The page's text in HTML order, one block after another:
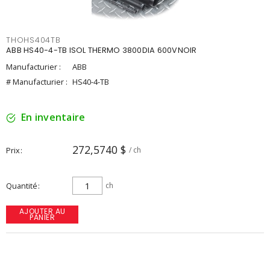
THOHS404TB
ABB HS40-4-TB ISOL THERMO 3800DIA 600VNOIR
Manufacturier :
ABB
# Manufacturier : HS40-4-TB
En inventaire
Prix 272,5740 $ / ch
Quantité ch
AJOUTER AU
PANIER